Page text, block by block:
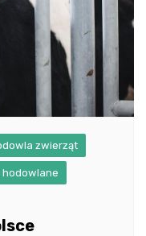
zwierząt
hodowlane